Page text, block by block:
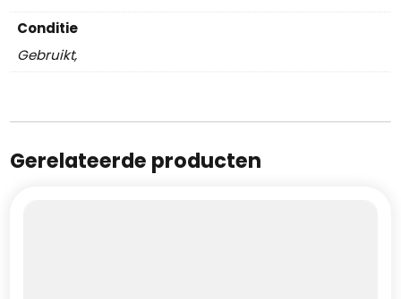
Conditie
Gebruikt,
Gerelateerde producten